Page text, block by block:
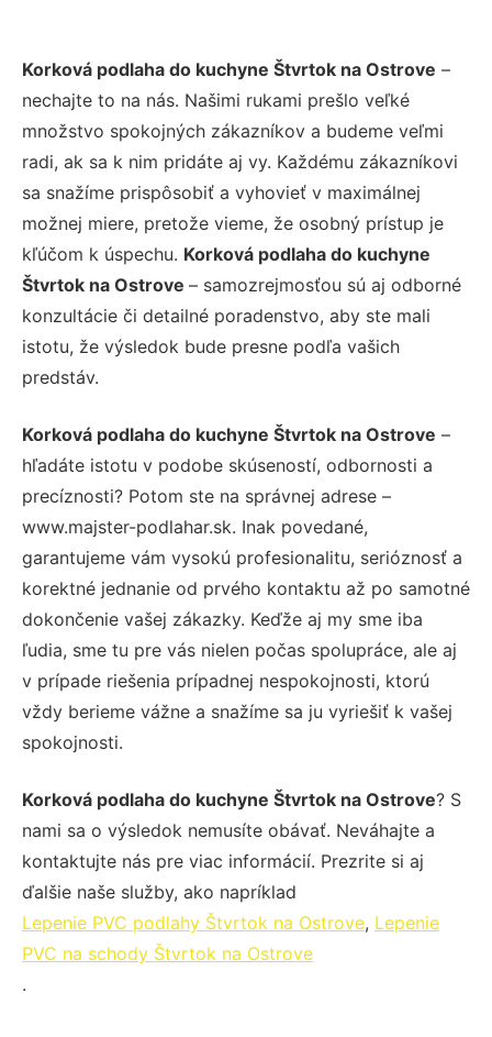
Korková podlaha do kuchyne Štvrtok na Ostrove –
nechajte to na nás. Našimi rukami prešlo veľké
množstvo spokojných zákazníkov a budeme veľmi
radi, ak sa k nim pridáte aj vy. Každému zákazníkovi
sa snažíme prispôsobiť a vyhovieť v maximálnej
možnej miere, pretože vieme, že osobný prístup je
kľúčom k úspechu. Korková podlaha do kuchyne
Štvrtok na Ostrove – samozrejmosťou sú aj odborné
konzultácie či detailné poradenstvo, aby ste mali
istotu, že výsledok bude presne podľa vašich
predstáv.
Korková podlaha do kuchyne Štvrtok na Ostrove –
hľadáte istotu v podobe skúseností, odbornosti a
precíznosti? Potom ste na správnej adrese –
www.majster-podlahar.sk. Inak povedané,
garantujeme vám vysokú profesionalitu, serióznosť a
korektné jednanie od prvého kontaktu až po samotné
dokončenie vašej zákazky. Keďže aj my sme iba
ľudia, sme tu pre vás nielen počas spolupráce, ale aj
v prípade riešenia prípadnej nespokojnosti, ktorú
vždy berieme vážne a snažíme sa ju vyriešiť k vašej
spokojnosti.
Korková podlaha do kuchyne Štvrtok na Ostrove? S
nami sa o výsledok nemusíte obávať. Neváhajte a
kontaktujte nás pre viac informácií. Prezrite si aj
ďalšie naše služby, ako napríklad
Lepenie PVC podlahy Štvrtok na Ostrove, Lepenie
PVC na schody Štvrtok na Ostrove
.